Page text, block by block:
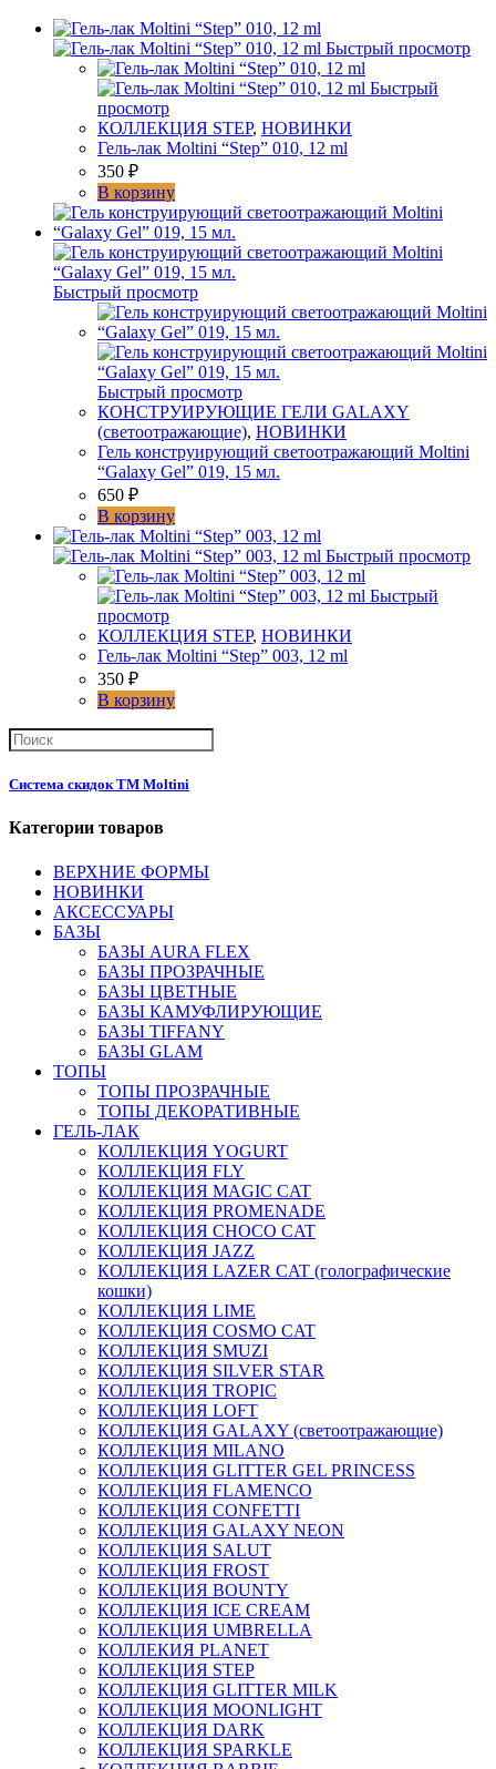
Быстрый просмотр
Быстрый
просмотр
КОЛЛЕКЦИЯ STEP, НОВИНКИ
Гель-лак Moltini “Step” 010, 12 ml
350 ₽
В корзину
Быстрый просмотр
Быстрый просмотр
КОНСТРУИРУЮЩИЕ ГЕЛИ GALAXY
(светоотражающие), НОВИНКИ
Гель конструирующий светоотражающий Moltini
“Galaxy Gel” 019, 15 мл.
650 ₽
В корзину
Быстрый просмотр
Быстрый
просмотр
КОЛЛЕКЦИЯ STEP, НОВИНКИ
Гель-лак Moltini “Step” 003, 12 ml
350 ₽
В корзину
Система скидок ТМ Moltini
Категории товаров
ВЕРХНИЕ ФОРМЫ
НОВИНКИ
АКСЕССУАРЫ
БАЗЫ
БАЗЫ AURA FLEX
БАЗЫ ПРОЗРАЧНЫЕ
БАЗЫ ЦВЕТНЫЕ
БАЗЫ КАМУФЛИРУЮЩИЕ
БАЗЫ TIFFANY
БАЗЫ GLAM
ТОПЫ
ТОПЫ ПРОЗРАЧНЫЕ
ТОПЫ ДЕКОРАТИВНЫЕ
ГЕЛЬ-ЛАК
КОЛЛЕКЦИЯ YOGURT
КОЛЛЕКЦИЯ FLY
КОЛЛЕКЦИЯ MAGIC CAT
КОЛЛЕКЦИЯ PROMENADE
КОЛЛЕКЦИЯ CHOCO CAT
КОЛЛЕКЦИЯ JAZZ
КОЛЛЕКЦИЯ LAZER CAT (голографические
кошки)
КОЛЛЕКЦИЯ LIME
КОЛЛЕКЦИЯ COSMO CAT
КОЛЛЕКЦИЯ SMUZI
КОЛЛЕКЦИЯ SILVER STAR
КОЛЛЕКЦИЯ TROPIC
КОЛЛЕКЦИЯ LOFT
КОЛЛЕКЦИЯ GALAXY (светоотражающие)
КОЛЛЕКЦИЯ MILANO
КОЛЛЕКЦИЯ GLITTER GEL PRINCESS
КОЛЛЕКЦИЯ FLAMENCO
КОЛЛЕКЦИЯ CONFETTI
КОЛЛЕКЦИЯ GALAXY NEON
КОЛЛЕКЦИЯ SALUT
КОЛЛЕКЦИЯ FROST
КОЛЛЕКЦИЯ BOUNTY
КОЛЛЕКЦИЯ ICE CREAM
КОЛЛЕКЦИЯ UMBRELLA
КОЛЛЕКИЯ PLANET
КОЛЛЕКЦИЯ STEP
КОЛЛЕКЦИЯ GLITTER MILK
КОЛЛЕКЦИЯ MOONLIGHT
КОЛЛЕКЦИЯ DARK
КОЛЛЕКЦИЯ SPARKLE